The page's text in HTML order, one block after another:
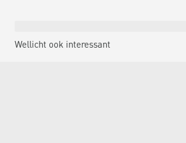
Wellicht ook interessant